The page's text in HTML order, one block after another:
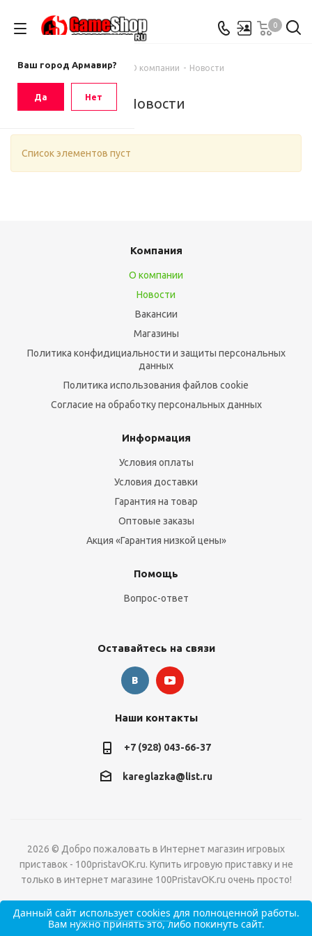
Ваш город Армавир?
Да Нет
0
Главная О компании - Новости
Новости
Список элементов пуст
Компания
О компании
Новости
Вакансии
Магазины
Политика конфидициальности и защиты персональных
данных
Политика использования файлов cookie
Согласие на обработку персональных данных
Информация
Условия оплаты
Условия доставки
Гарантия на товар
Оптовые заказы
Акция «Гарантия низкой цены»
Помощь
Вопрос-ответ
Оставайтесь на связи
Наши контакты
+7 (928) 043-66-37
kareglazka@list.ru
2026 © Добро пожаловать в Интернет магазин игровых
приставок - 100pristavOK.ru. Купить игровую приставку и не
только в интернет магазине 100PristavOK.ru очень просто!
Данный сайт использует cookies для полноценной работы.
Вам нужно принять это, либо покинуть сайт.